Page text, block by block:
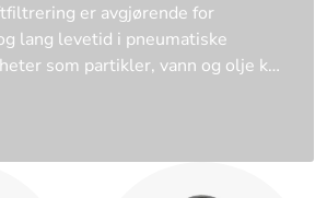
er avgjørende for
lang levetid i pneumatiske
som partikler, vann og olje kan
redusere ytelsen.